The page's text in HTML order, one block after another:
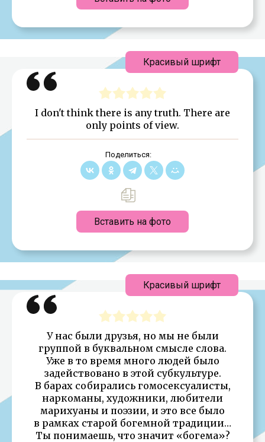
I don't think there is any truth. There are
only points of view.
Поделиться:
Вставить на фото
Красивый шрифт
У нас были друзья, но мы не были
группой в буквальном смысле слова.
Уже в то время много людей было
задействовано в этой субкультуре.
В барах собирались гомосексуалисты,
наркоманы, художники, любители
марихуаны и поэзии, и это все было
в рамках старой богемной традиции…
Ты понимаешь, что значит «богема»?
Красивый шрифт